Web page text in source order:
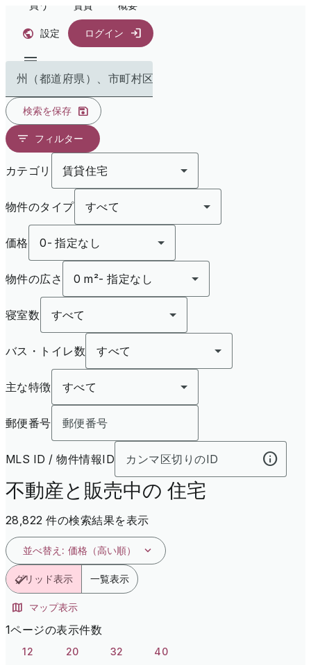
買う 賃貸 概要
設定 ログイン
州（都道府県）、市町村区で検索
検索を保存
フィルター
カテゴリ 賃貸住宅
物件のタイプ すべて
価格 0- 指定なし
物件の広さ 0 m²- 指定なし
寝室数 すべて
バス・トイレ数 すべて
主な特徴 すべて
郵便番号
MLS ID / 物件情報ID
不動産と販売中の 住宅
28,822 件の検索結果を表示
並べ替え : 価格（高い順）
グリッド表示 一覧表示
マップ表示
1ページの表示件数
12 20 32 40